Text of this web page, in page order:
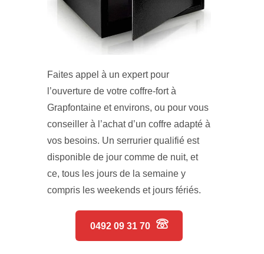
Faites appel à un expert pour
l’ouverture de votre coffre-fort à
Grapfontaine et environs, ou pour vous
conseiller à l’achat d’un coffre adapté à
vos besoins. Un serrurier qualifié est
disponible de jour comme de nuit, et
ce, tous les jours de la semaine y
compris les weekends et jours fériés.
0492 09 31 70